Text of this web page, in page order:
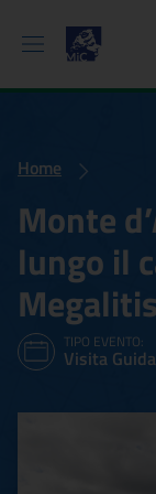
Home
Monte
lungo il
TIPO EVENTO:
Visita